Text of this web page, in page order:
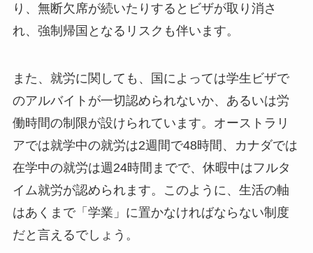
り、無断欠席が続いたりするとビザが取り消さ
れ、強制帰国となるリスクも伴います。
また、就労に関しても、国によっては学生ビザで
のアルバイトが一切認められないか、あるいは労
働時間の制限が設けられています。オーストラリ
アでは就学中の就労は2週間で48時間、カナダでは
在学中の就労は週24時間までで、休暇中はフルタ
イム就労が認められます。このように、生活の軸
はあくまで「学業」に置かなければならない制度
だと言えるでしょう。